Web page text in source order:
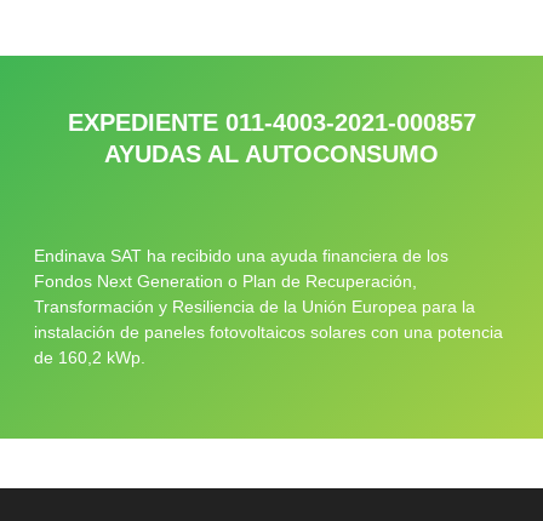
EXPEDIENTE 011-4003-2021-000857
AYUDAS AL AUTOCONSUMO
Endinava SAT ha recibido una ayuda financiera de los
Fondos Next Generation o Plan de Recuperación,
Transformación y Resiliencia de la Unión Europea para la
instalación de paneles fotovoltaicos solares con una potencia
de 160,2 kWp.